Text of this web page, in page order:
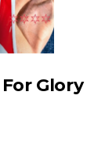
GRAND
de
The Don
Glory